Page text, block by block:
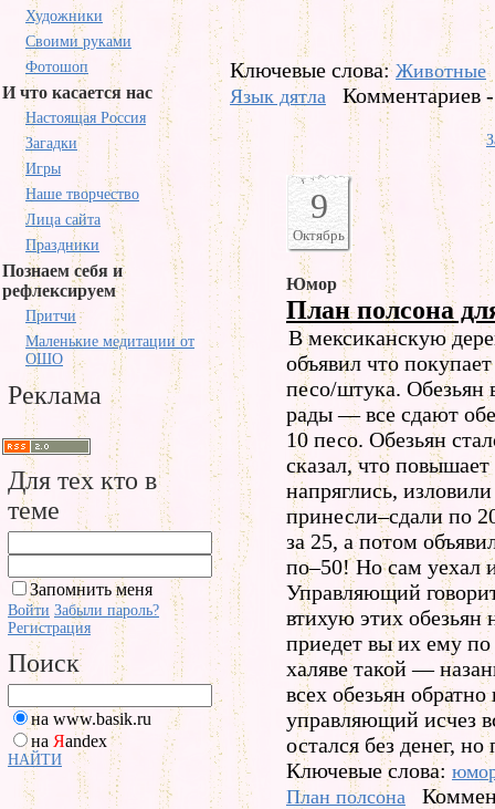
Художники
Своими руками
Фотошоп
И что касается нас
Настоящая Россия
Загадки
Игры
Наше творчество
Лица сайта
Праздники
Познаем себя и
рефлексируем
Притчи
Маленькие медитации от
ОШО
Реклама
Для тех кто в
теме
Запомнить меня
Войти Забыли пароль?
Регистрация
Поиск
на www.basik.ru
на Яandex
НАЙТИ
Ключевые слова:Животные
Язык дятла
Комментариев
9
Октябрь
Юмор
План полсона
В мексиканскую
объявил что
песо/штука. Обезьян
рады — все сдают
10 песо. Обезьян
сказал, что
напряглись,
принесли–сдали по
за 25, а потом
по–50! Но сам уехал
Управляющий
втихую этих обезьян
приедет вы их ему
халяве такой —
всех обезьян
управляющий исчез
остался без денег, но
Ключевые слова:
План полсона